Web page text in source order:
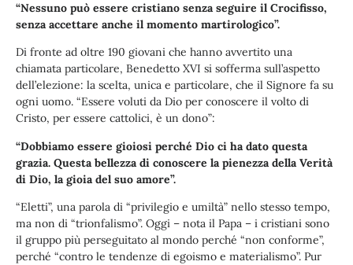
“Nessuno può essere cristiano senza seguire il Crocifisso,
senza accettare anche il momento martirologico”.
Di fronte ad oltre 190 giovani che hanno avvertito una
chiamata particolare, Benedetto XVI si sofferma sull’aspetto
dell’elezione: la scelta, unica e particolare, che il Signore fa su
ogni uomo. “Essere voluti da Dio per conoscere il volto di
Cristo, per essere cattolici, è un dono”:
“Dobbiamo essere gioiosi perché Dio ci ha dato questa
grazia. Questa bellezza di conoscere la pienezza della Verità
di Dio, la gioia del suo amore”.
“Eletti”, una parola di “privilegio e umiltà” nello stesso tempo,
ma non di “trionfalismo”. Oggi – nota il Papa – i cristiani sono
il gruppo più perseguitato al mondo perché “non conforme”,
perché “contro le tendenze di egoismo e materialismo”. Pur